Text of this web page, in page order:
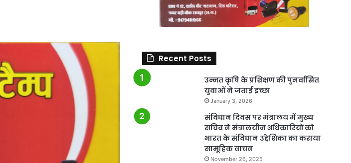
Recent Posts
उन्नत कृषि के प्रशिक्षण की पुनर्वासित
युवाओं ने जताई इच्छा
January 3, 2026
संविधान दिवस पर मंत्रालय में मुख्य
सचिव ने मंत्रालयीन अधिकारियों को
भारत के संविधान उद्देशिका का कराया
सामूहिक वाचन
November 26, 2025